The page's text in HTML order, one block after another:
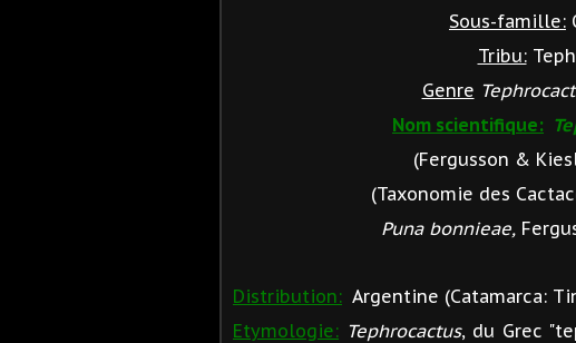
Sous-famille:
Tribu:
Genre
Nom scientifique:
(Fergusson &
(Taxonomie des
Puna bonnieae,
Distribution: Argentine (Catamarca:
Etymologie: Tephrocactus, du Grec